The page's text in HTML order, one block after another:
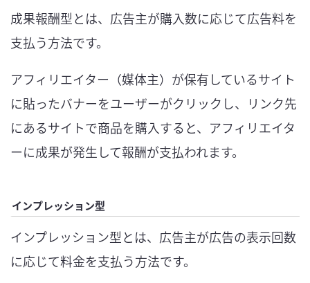
成果報酬型とは、広告主が購入数に応じて広告料を
支払う方法です。
アフィリエイター（媒体主）が保有しているサイト
に貼ったバナーをユーザーがクリックし、リンク先
にあるサイトで商品を購入すると、アフィリエイタ
ーに成果が発生して報酬が支払われます。
インプレッション型
インプレッション型とは、広告主が広告の表示回数
に応じて料金を支払う方法です。